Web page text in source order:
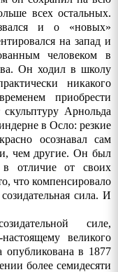
всех остальных.
и о «новых»
на запад и
человеком в
Он ходил в школу
никакого
приобрести
Арнольда
в Осло: резкие
осознавал сам
чем другие. Он был
в отличие от своих
что компенсировало
сила. И
силе,
великого
опубликована в 1877
более семидесяти